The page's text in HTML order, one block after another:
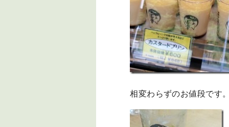
相変わらずのお値段です